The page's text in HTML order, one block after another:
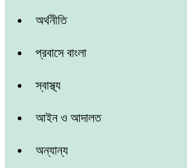
অর্থনীতি
প্রবাসে বাংলা
স্বাস্থ্য
আইন ও আদালত
অন্যান্য